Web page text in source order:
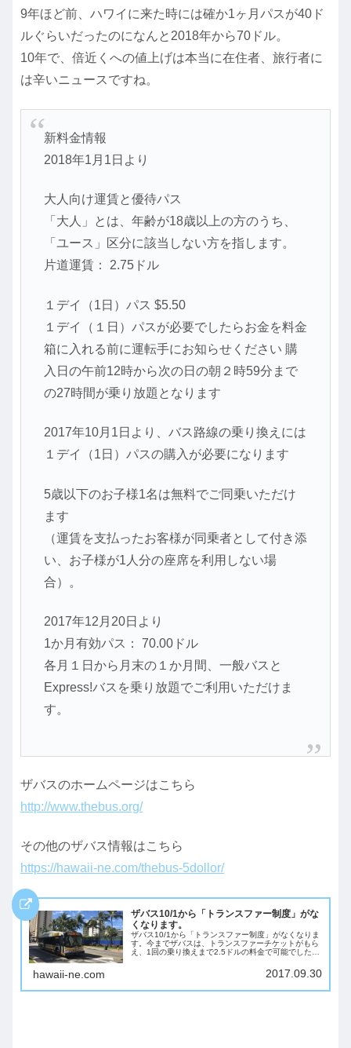
9年ほど前、ハワイに来た時には確か1ヶ月パスが40ド
ルぐらいだったのになんと2018年から70ドル。
10年で、倍近くへの値上げは本当に在住者、旅行者に
は辛いニュースですね。
新料金情報
2018年1月1日より
大人向け運賃と優待パス
「大人」とは、年齢が18歳以上の方のうち、
「ユース」区分に該当しない方を指します。
片道運賃： 2.75ドル
１デイ（1日）パス $5.50
１デイ（１日）パスが必要でしたらお金を料金
箱に入れる前に運転手にお知らせください 購
入日の午前12時から次の日の朝２時59分まで
の27時間が乗り放題となります
2017年10月1日より、バス路線の乗り換えには
１デイ（1日）パスの購入が必要になります
5歳以下のお子様1名は無料でご同乗いただけ
ます
（運賃を支払ったお客様が同乗者として付き添
い、お子様が1人分の座席を利用しない場
合）。
2017年12月20日より
1か月有効パス： 70.00ドル
各月１日から月末の１か月間、一般バスと
Express!バスを乗り放題でご利用いただけま
す。
ザバスのホームページはこちら
http://www.thebus.org/
その他のザバス情報はこちら
https://hawaii-ne.com/thebus-5dollor/
ザバス10/1から「トランスファー制度」がな
くなります。
ザバス10/1から「トランスファー制度」がなくなりま
す。今までザバスは、トランスファーチケットがもら
え、1回の乗り換えまで2.5ドルの料金で可能でした
で、このトランスファーチケットを使...
hawaii-ne.com 2017.09.30